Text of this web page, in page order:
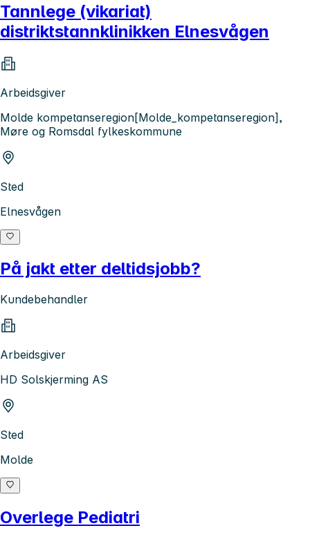
Tannlege (vikariat)
distriktstannklinikken Elnesvågen
Arbeidsgiver
Molde kompetanseregion[Molde_kompetanseregion],
Møre og Romsdal fylkeskommune
Sted
Elnesvågen
På jakt etter deltidsjobb?
Kundebehandler
Arbeidsgiver
HD Solskjerming AS
Sted
Molde
Overlege Pediatri